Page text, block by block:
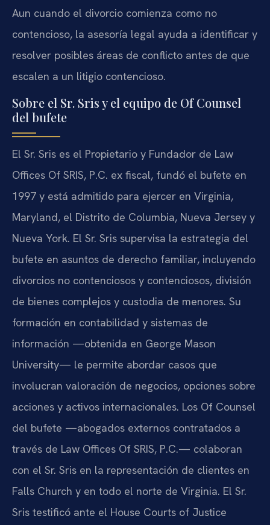
Aun cuando el divorcio comienza como no
contencioso, la asesoría legal ayuda a identificar y
resolver posibles áreas de conflicto antes de que
escalen a un litigio contencioso.
Sobre el Sr. Sris y el equipo de Of Counsel
del bufete
El Sr. Sris es el Propietario y Fundador de Law
Offices Of SRIS, P.C. ex fiscal, fundó el bufete en
1997 y está admitido para ejercer en Virginia,
Maryland, el Distrito de Columbia, Nueva Jersey y
Nueva York. El Sr. Sris supervisa la estrategia del
bufete en asuntos de derecho familiar, incluyendo
divorcios no contenciosos y contenciosos, división
de bienes complejos y custodia de menores. Su
formación en contabilidad y sistemas de
información —obtenida en George Mason
University— le permite abordar casos que
involucran valoración de negocios, opciones sobre
acciones y activos internacionales. Los Of Counsel
del bufete —abogados externos contratados a
través de Law Offices Of SRIS, P.C.— colaboran
con el Sr. Sris en la representación de clientes en
Falls Church y en todo el norte de Virginia. El Sr.
Sris testificó ante el House Courts of Justice